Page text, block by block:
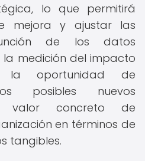
lo que permitirá
mejora y ajustar las
de los datos
la medición del impacto
la oportunidad de
posibles nuevos
valor concreto de
en términos de
tangibles.